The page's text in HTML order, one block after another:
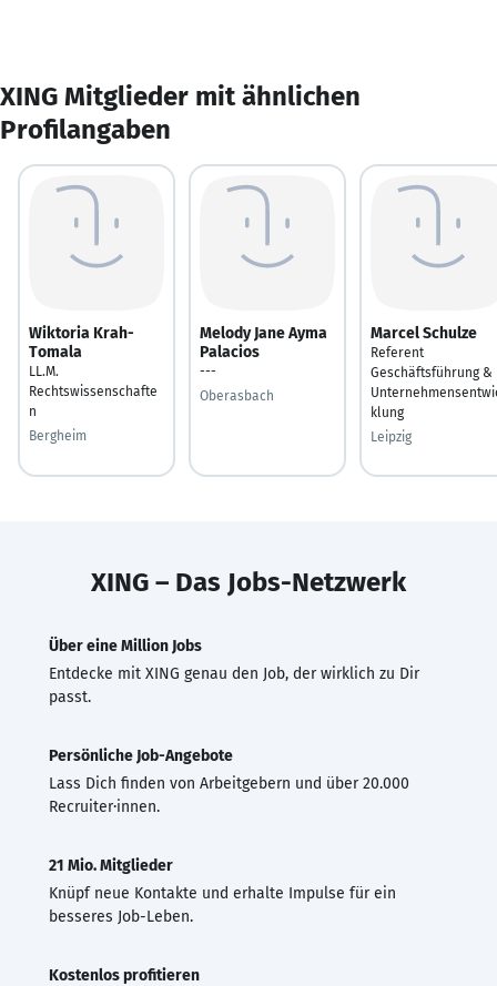
XING Mitglieder mit ähnlichen
Profilangaben
Wiktoria Krah-
Tomala
LL.M.
Rechtswissenschafte
n
Bergheim
Melody Jane Ayma
Palacios
---
Oberasbach
Marcel Schulze
Referent
Geschäftsführung &
klung
Leipzig
XING – Das Jobs-Netzwerk
Über eine Million Jobs
Entdecke mit XING genau den Job, der wirklich zu Dir
passt.
Persönliche Job-Angebote
Lass Dich finden von Arbeitgebern und über 20.000
Recruiter·innen.
21 Mio. Mitglieder
Knüpf neue Kontakte und erhalte Impulse für ein
besseres Job-Leben.
Kostenlos profitieren